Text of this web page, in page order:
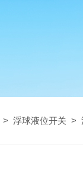
> 浮球液位开关 >